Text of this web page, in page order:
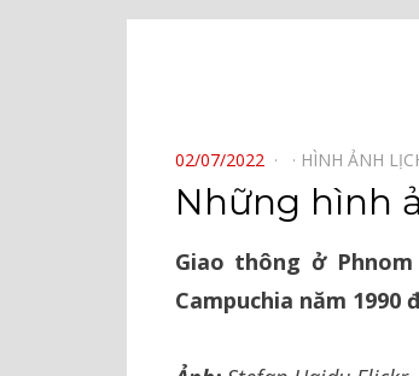
POSTED
ON
02/07/2022 HÌNH ẢNH
Những hình
Giao thông ở
Campuchia năm